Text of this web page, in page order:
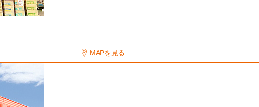
MAPを見る